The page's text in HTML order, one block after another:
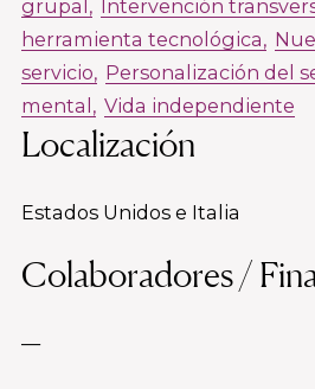
grupal Intervención
herramienta tecnológica
servicio Personalización del
mental
Vida independiente
Localización
Estados Unidos e Italia
Colaboradores /
—